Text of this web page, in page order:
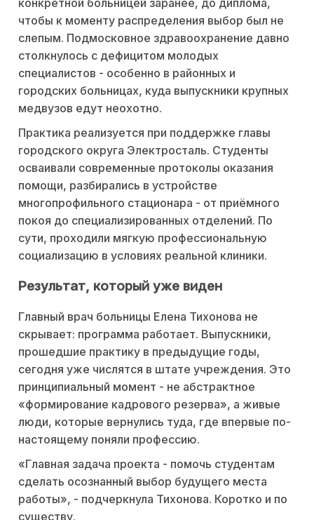
конкретной больницей заранее, до диплома,
чтобы к моменту распределения выбор был не
слепым. Подмосковное здравоохранение давно
столкнулось с дефицитом молодых
специалистов - особенно в районных и
городских больницах, куда выпускники крупных
медвузов едут неохотно.
Практика реализуется при поддержке главы
городского округа Электросталь. Студенты
осваивали современные протоколы оказания
помощи, разбирались в устройстве
многопрофильного стационара - от приёмного
покоя до специализированных отделений. По
сути, проходили мягкую профессиональную
социализацию в условиях реальной клиники.
Результат, который уже виден
Главный врач больницы Елена Тихонова не
скрывает: программа работает. Выпускники,
прошедшие практику в предыдущие годы,
сегодня уже числятся в штате учреждения. Это
принципиальный момент - не абстрактное
«формирование кадрового резерва», а живые
люди, которые вернулись туда, где впервые по-
настоящему поняли профессию.
«Главная задача проекта - помочь студентам
сделать осознанный выбор будущего места
работы», - подчеркнула Тихонова. Коротко и по
существу.